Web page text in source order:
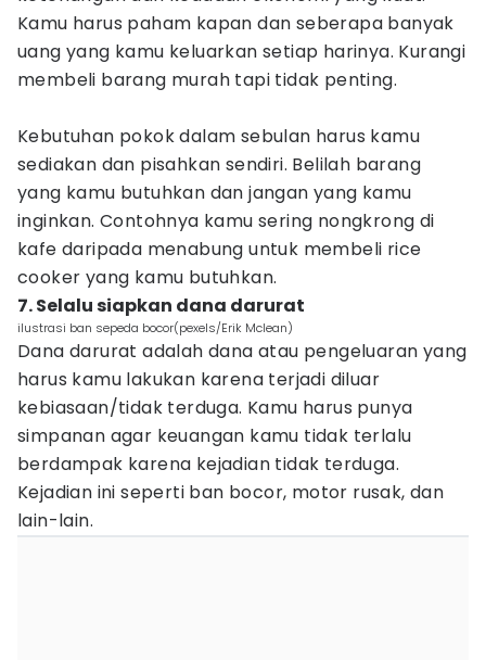
Kamu harus paham kapan dan seberapa banyak
uang yang kamu keluarkan setiap harinya. Kurangi
membeli barang murah tapi tidak penting.
Kebutuhan pokok dalam sebulan harus kamu
sediakan dan pisahkan sendiri. Belilah barang
yang kamu butuhkan dan jangan yang kamu
inginkan. Contohnya kamu sering nongkrong di
kafe daripada menabung untuk membeli rice
cooker yang kamu butuhkan.
7. Selalu siapkan dana darurat
ilustrasi ban sepeda bocor(pexels/Erik Mclean)
Dana darurat adalah dana atau pengeluaran yang
harus kamu lakukan karena terjadi diluar
kebiasaan/tidak terduga. Kamu harus punya
simpanan agar keuangan kamu tidak terlalu
berdampak karena kejadian tidak terduga.
Kejadian ini seperti ban bocor, motor rusak, dan
lain-lain.